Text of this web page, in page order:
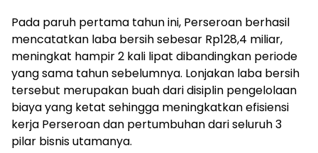
Pada paruh pertama tahun ini, Perseroan berhasil
mencatatkan laba bersih sebesar Rp128,4 miliar,
meningkat hampir 2 kali lipat dibandingkan periode
yang sama tahun sebelumnya. Lonjakan laba bersih
tersebut merupakan buah dari disiplin pengelolaan
biaya yang ketat sehingga meningkatkan efisiensi
kerja Perseroan dan pertumbuhan dari seluruh 3
pilar bisnis utamanya.